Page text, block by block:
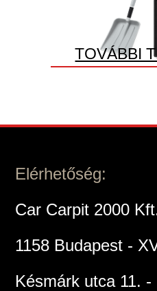
TOVÁBBI
Elérhetőség:
Car Carpit 2000
1158 Budapest -
Késmárk utca 11. -